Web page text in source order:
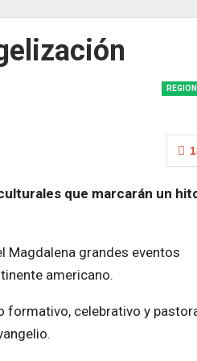
que marcarán un
Magdalena grandes eventos
americano.
formativo, celebrativo y